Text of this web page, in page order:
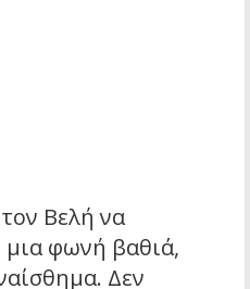
Βελή να
μια φωνή βαθιά,
Δεν